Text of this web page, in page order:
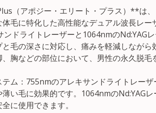
（アポジー・エリート・プラス）**は、
毛に特化した高性能なデュアル波長レー
ドライトレーザーと1064nmのNd:YAGレ
毛の深さに対応し、痛みを軽減しながら
胸などの部位において、男性の永久脱毛
ム：755nmのアレキサンドライトレー
い毛に効果的です。1064nmのNd:YAG
に使用できます。